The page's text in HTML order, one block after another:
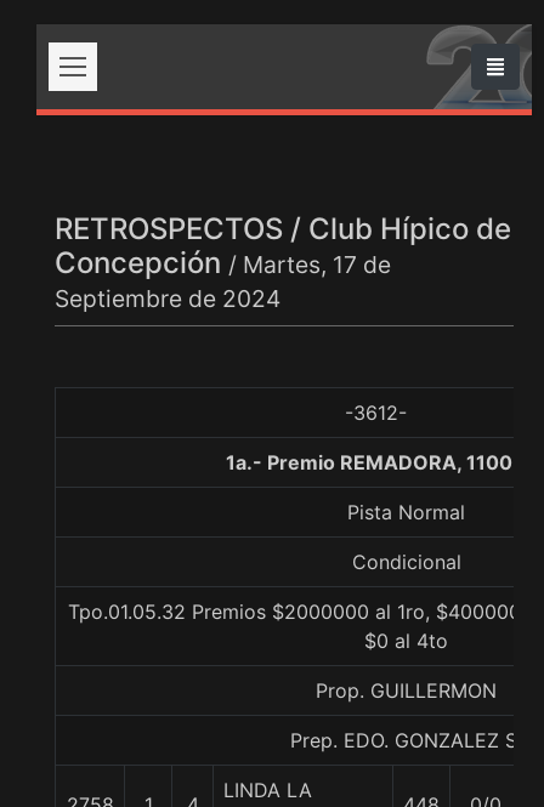
RETROSPECTOS / Club Hípico de
Concepción / Martes, 17 de
Septiembre de 2024
-3612-
1a.- Premio REMADORA, 1100
Pista Normal
Condicional
Tpo.01.05.32 Premios $2000000 al 1ro, $400000
$0 al 4to
Prop. GUILLERMON
Prep. EDO. GONZALEZ S.
LINDA LA